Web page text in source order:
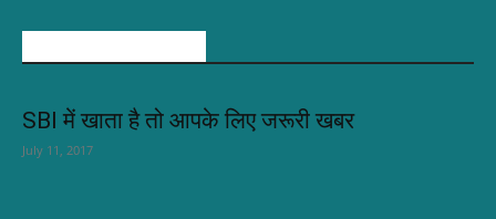
SBI में खाता है तो आपके लिए जरूरी खबर
July 11, 2017